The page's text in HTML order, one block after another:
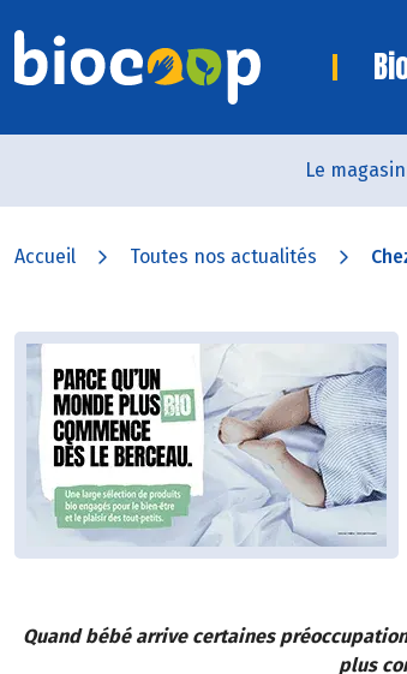
Le magasin
Accueil Toutes nos actualités
Quand bébé arrive certaines
plus